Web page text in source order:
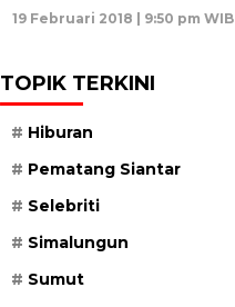
19 Februari 2018 | 9:50 pm WIB
TOPIK TERKINI
Hiburan
Pematang Siantar
Selebriti
Simalungun
Sumut